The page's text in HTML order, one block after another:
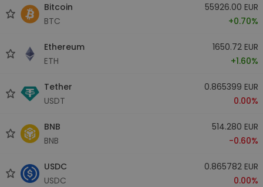
Bitcoin
BTC
55926.00 EUR
+0.70%
Ethereum
ETH
1650.72 EUR
+1.60%
Tether
USDT
0.865399 EUR
0.00%
BNB
BNB
514.280 EUR
-0.60%
USDC
USDC
0.865782 EUR
0.00%